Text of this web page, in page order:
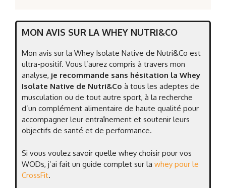
MON AVIS SUR LA WHEY NUTRI&CO
Mon avis sur la Whey Isolate Native de Nutri&Co est
ultra-positif. Vous l’aurez compris à travers mon
analyse, je recommande sans hésitation la Whey
Isolate Native de Nutri&Co à tous les adeptes de
musculation ou de tout autre sport, à la recherche
d’un complément alimentaire de haute qualité pour
accompagner leur entraînement et soutenir leurs
objectifs de santé et de performance.
Si vous voulez savoir quelle whey choisir pour vos
WODs, j’ai fait un guide complet sur la whey pour le
CrossFit.